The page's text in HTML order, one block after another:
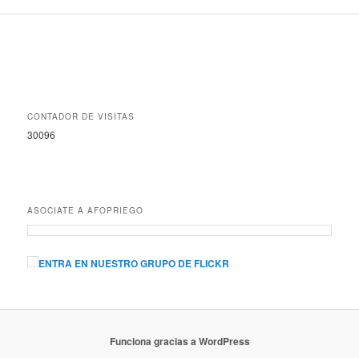
CONTADOR DE VISITAS
30096
ASOCIATE A AFOPRIEGO
ENTRA EN NUESTRO GRUPO DE FLICKR
Funciona gracias a WordPress